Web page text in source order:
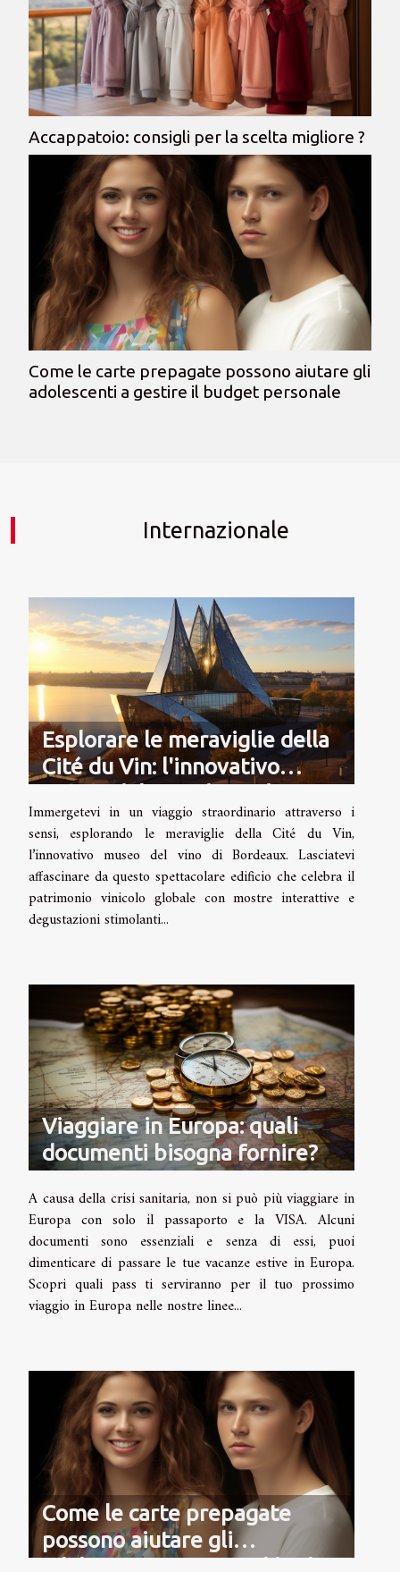
Accappatoio: consigli per la scelta migliore ?
Come le carte prepagate possono aiutare gli
adolescenti a gestire il budget personale
Internazionale
Esplorare le meraviglie della
Cité du Vin: l'innovativo
Immergetevi in un viaggio straordinario attraverso i
sensi, esplorando le meraviglie della Cité du Vin,
l’innovativo museo del vino di Bordeaux. Lasciatevi
affascinare da questo spettacolare edificio che celebra il
patrimonio vinicolo globale con mostre interattive e
degustazioni stimolanti...
Viaggiare in Europa: quali
documenti bisogna fornire?
A causa della crisi sanitaria, non si può più viaggiare in
Europa con solo il passaporto e la VISA. Alcuni
documenti sono essenziali e senza di essi, puoi
dimenticare di passare le tue vacanze estive in Europa.
Scopri quali pass ti serviranno per il tuo prossimo
viaggio in Europa nelle nostre linee...
Come le carte prepagate
possono aiutare gli
adolescenti a gestire il budget